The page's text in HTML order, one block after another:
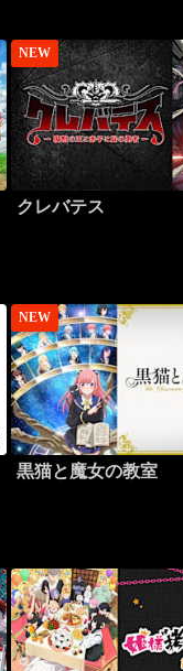
NEW
クレバテス
NEW
黒猫と魔女の教室